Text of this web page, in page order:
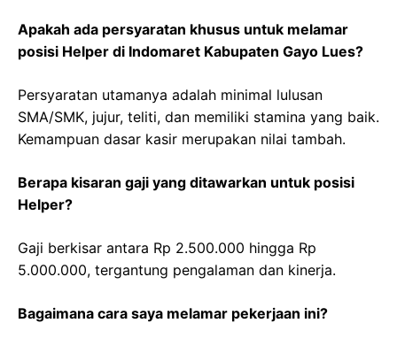
Apakah ada persyaratan khusus untuk melamar
posisi Helper di Indomaret Kabupaten Gayo Lues?
Persyaratan utamanya adalah minimal lulusan
SMA/SMK, jujur, teliti, dan memiliki stamina yang baik.
Kemampuan dasar kasir merupakan nilai tambah.
Berapa kisaran gaji yang ditawarkan untuk posisi
Helper?
Gaji berkisar antara Rp 2.500.000 hingga Rp
5.000.000, tergantung pengalaman dan kinerja.
Bagaimana cara saya melamar pekerjaan ini?